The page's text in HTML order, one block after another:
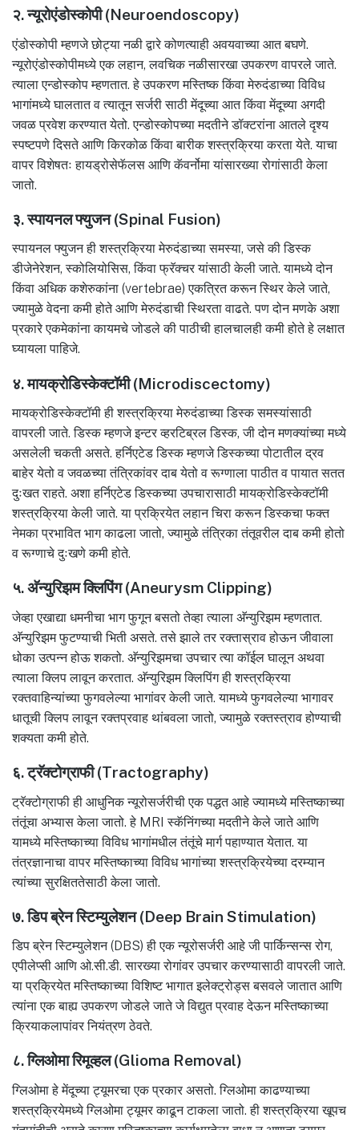
२. न्यूरोएंडोस्कोपी (Neuroendoscopy)
एंडोस्कोपी म्हणजे छोट्या नळी द्वारे कोणत्याही अवयवाच्या आत बघणे.
न्यूरोएंडोस्कोपीमध्ये एक लहान, लवचिक नळीसारखा उपकरण वापरले जाते.
त्याला एन्डोस्कोप म्हणतात. हे उपकरण मस्तिष्क किंवा मेरुदंडाच्या विविध
भागांमध्ये घालतात व त्यातून सर्जरी साठी मेंदूच्या आत किंवा मेंदूच्या अगदी
जवळ प्रवेश करण्यात येतो. एन्डोस्कोपच्या मदतीने डॉक्टरांना आतले दृश्य
स्पष्टपणे दिसते आणि किरकोळ किंवा बारीक शस्त्रक्रिया करता येते. याचा
वापर विशेषतः हायड्रोसेफॅलस आणि कॅवर्नोमा यांसारख्या रोगांसाठी केला
जातो.
३. स्पायनल फ्युजन (Spinal Fusion)
स्पायनल फ्युजन ही शस्त्रक्रिया मेरुदंडाच्या समस्या, जसे की डिस्क
डीजेनेरेशन, स्कोलियोसिस, किंवा फ्रॅक्चर यांसाठी केली जाते. यामध्ये दोन
किंवा अधिक कशेरुकांना (vertebrae) एकत्रित करून स्थिर केले जाते,
ज्यामुळे वेदना कमी होते आणि मेरुदंडाची स्थिरता वाढते. पण दोन मणके अशा
प्रकारे एकमेकांना कायमचे जोडले की पाठीची हालचालही कमी होते हे लक्षात
घ्यायला पाहिजे.
४. मायक्रोडिस्केक्टॉमी (Microdiscectomy)
मायक्रोडिस्केक्टॉमी ही शस्त्रक्रिया मेरुदंडाच्या डिस्क समस्यांसाठी
वापरली जाते. डिस्क म्हणजे इन्टर व्हरटिब्रल डिस्क, जी दोन मणक्यांच्या मध्ये
असलेली चकती असते. हर्निएटेड डिस्क म्हणजे डिस्कच्या पोटातील द्रव
बाहेर येतो व जवळच्या तंत्रिकांवर दाब येतो व रूग्णाला पाठीत व पायात सतत
दुःखत राहते. अशा हर्निएटेड डिस्कच्या उपचारासाठी मायक्रोडिस्केक्टॉमी
शस्त्रक्रिया केली जाते. या प्रक्रियेत लहान चिरा करून डिस्कचा फक्त
नेमका प्रभावित भाग काढला जातो, ज्यामुळे तंत्रिका तंतूवरील दाब कमी होतो
व रूग्णाचे दुःखणे कमी होते.
५. अ‍ॅन्युरिझम क्लिपिंग (Aneurysm Clipping)
जेव्हा एखाद्या धमनीचा भाग फुगून बसतो तेव्हा त्याला अ‍ॅन्युरिझम म्हणतात.
अ‍ॅन्युरिझम फुटण्याची भिती असते. तसे झाले तर रक्तास्राव होऊन जीवाला
धोका उत्पन्न होऊ शकतो. अ‍ॅन्युरिझमचा उपचार त्या कॉईल घालून अथवा
त्याला क्लिप लावून करतात. अ‍ॅन्युरिझम क्लिपिंग ही शस्त्रक्रिया
रक्तवाहिन्यांच्या फुगवलेल्या भागांवर केली जाते. यामध्ये फुगवलेल्या भागावर
धातूची क्लिप लावून रक्तप्रवाह थांबवला जातो, ज्यामुळे रक्तस्त्राव होण्याची
शक्यता कमी होते.
६. ट्रॅक्टोग्राफी (Tractography)
ट्रॅक्टोग्राफी ही आधुनिक न्यूरोसर्जरीची एक पद्धत आहे ज्यामध्ये मस्तिष्काच्या
तंतूंचा अभ्यास केला जातो. हे MRI स्कॅनिंगच्या मदतीने केले जाते आणि
यामध्ये मस्तिष्काच्या विविध भागांमधील तंतूंचे मार्ग पहाण्यात येतात. या
तंत्रज्ञानाचा वापर मस्तिष्काच्या विविध भागांच्या शस्त्रक्रियेच्या दरम्यान
त्यांच्या सुरक्षिततेसाठी केला जातो.
७. डिप ब्रेन स्टिम्युलेशन (Deep Brain Stimulation)
डिप ब्रेन स्टिम्युलेशन (DBS) ही एक न्यूरोसर्जरी आहे जी पार्किन्सन्स रोग,
एपीलेप्सी आणि ओ.सी.डी. सारख्या रोगांवर उपचार करण्यासाठी वापरली जाते.
या प्रक्रियेत मस्तिष्काच्या विशिष्ट भागात इलेक्ट्रोड्स बसवले जातात आणि
त्यांना एक बाह्य उपकरण जोडले जाते जे विद्युत प्रवाह देऊन मस्तिष्काच्या
क्रियाकलापांवर नियंत्रण ठेवते.
८. ग्लिओमा रिमूव्हल (Glioma Removal)
ग्लिओमा हे मेंदूच्या ट्यूमरचा एक प्रकार असतो. ग्लिओमा काढण्याच्या
शस्त्रक्रियेमध्ये ग्लिओमा ट्यूमर काढून टाकला जातो. ही शस्त्रक्रिया खूपच